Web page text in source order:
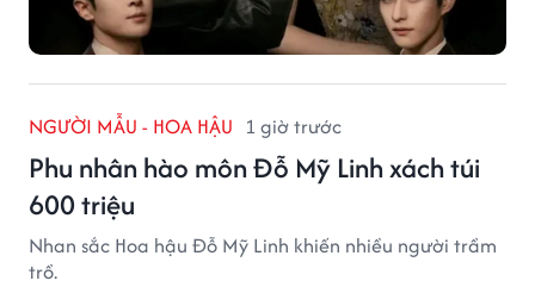
NGƯỜI MẪU - HOA HẬU 1 giờ trước
Phu nhân hào môn Đỗ Mỹ Linh xách túi
600 triệu
Nhan sắc Hoa hậu Đỗ Mỹ Linh khiến nhiều người trầm
trồ.